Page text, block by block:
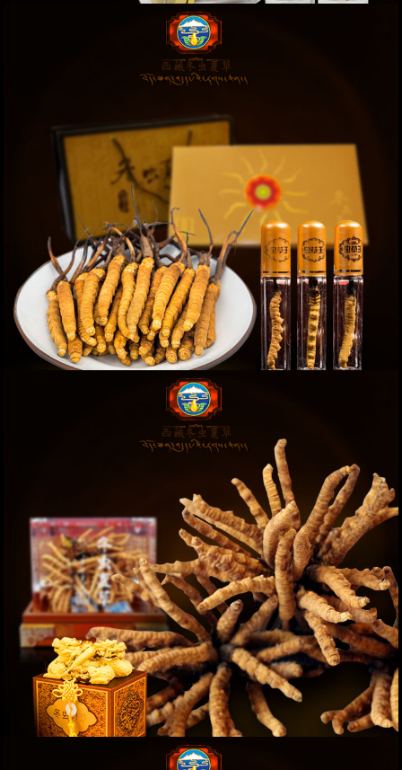
Đông trùng hạ thảo loại cao cấp 20g D009
Đông trùng hạ thảo nguyên con hộp gỗ 5g (25-30